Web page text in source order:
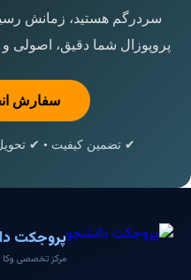
سردرگم هستید، زمانش
پروپوزال شما دقیق، اصولی
سفارش
✔ تضمین کیفیت • ✔
پروجکت
مرکز تخصصی وکا